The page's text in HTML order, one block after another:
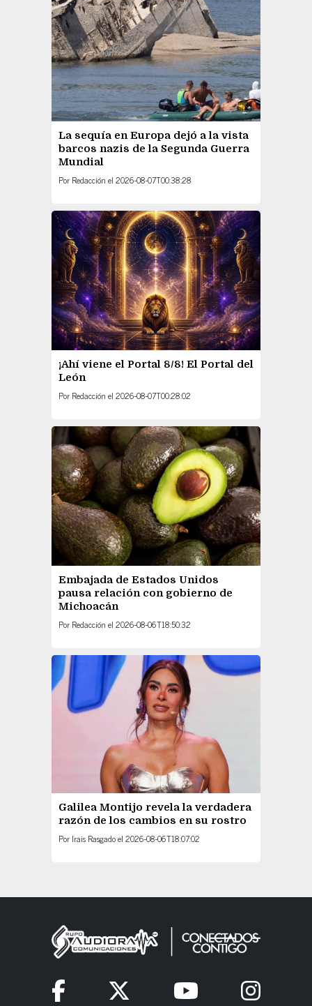
La sequía en Europa dejó a la vista
barcos nazis de la Segunda Guerra
Mundial
Por Redacción el 2026-08-07T00:38:28
¡Ahí viene el Portal 8/8! El Portal del
León
Por Redacción el 2026-08-07T00:28:02
Embajada de Estados Unidos
pausa relación con gobierno de
Michoacán
Por Redacción el 2026-08-06T18:50:32
Galilea Montijo revela la verdadera
razón de los cambios en su rostro
Por Irais Rasgadoel 2026-08-06T18:07:02